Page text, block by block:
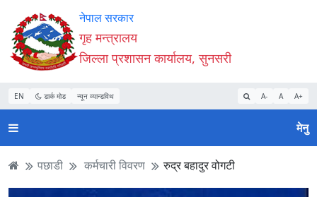
Accessibility
Mode
सुरु
गर्नुहोस्
सामाग्री
पढ्नुहाेस्
नेभिगेसन
पढ्नुहाेस्
वेबसाइट
खोजमा
जानुहोस्
नेपाल सरकार
गृह मन्त्रालय
जिल्ला प्रशासन कार्यालय, सुनसरी
EN डार्क मोड न्यून व्यान्डविथ A- A A+
मेनु
पछाडी कर्मचारी विवरण रुद्र बहादुर वोगटी